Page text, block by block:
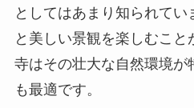
としてはあまり知られて
と美しい景観を楽しむこと
寺はその壮大な自然環境が
も最適です。